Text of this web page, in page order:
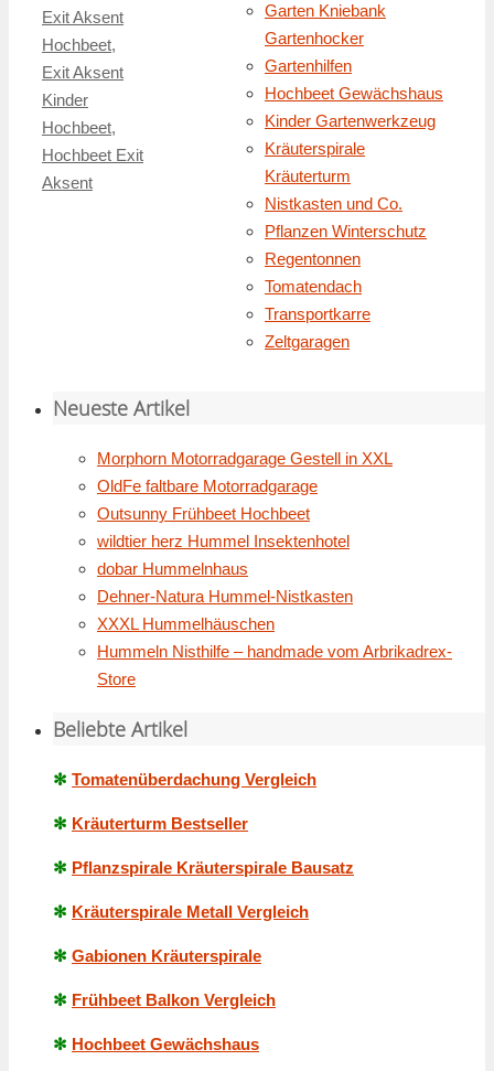
Exit Aksent
Hochbeet,
Exit Aksent
Kinder
Hochbeet,
Hochbeet Exit
Aksent
Garten Kniebank
Gartenhocker
Gartenhilfen
Hochbeet Gewächshaus
Kinder Gartenwerkzeug
Kräuterspirale
Kräuterturm
Nistkasten und Co.
Pflanzen Winterschutz
Regentonnen
Tomatendach
Transportkarre
Zeltgaragen
Neueste Artikel
Morphorn Motorradgarage Gestell in XXL
OldFe faltbare Motorradgarage
Outsunny Frühbeet Hochbeet
wildtier herz Hummel Insektenhotel
dobar Hummelnhaus
Dehner-Natura Hummel-Nistkasten
XXXL Hummelhäuschen
Hummeln Nisthilfe – handmade vom Arbrikadrex-
Store
Beliebte Artikel
✻ Tomatenüberdachung Vergleich
✻ Kräuterturm Bestseller
✻ Pflanzspirale Kräuterspirale Bausatz
✻ Kräuterspirale Metall Vergleich
✻ Gabionen Kräuterspirale
✻ Frühbeet Balkon Vergleich
✻ Hochbeet Gewächshaus